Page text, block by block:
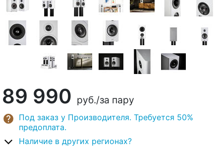
89 990 руб./за пару
Под заказ у Производителя. Требуется 50%
предоплата.
Наличие в других регионах?